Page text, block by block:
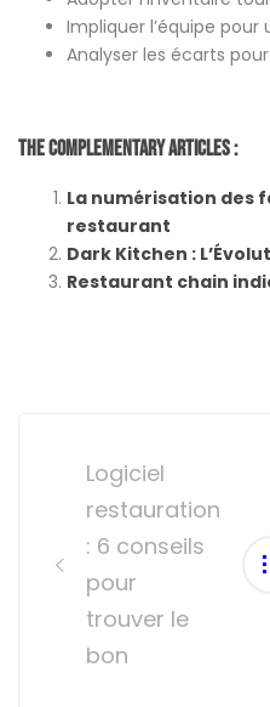
Impliquer l’équipe pour
Analyser les écarts
The Complementary Articles :
La numérisation des
restaurant
Dark Kitchen :
Restaurant chain
navigationLogiciel
restauration
: 6 conseils
pour
trouver le
bon